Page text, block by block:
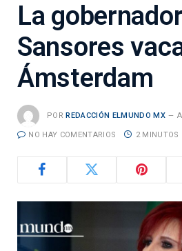
La
Sansores
Ámsterdam
POR REDACCIÓN ELMUNDO MX
NO HAY COMENTARIOS 2 MINUTOS